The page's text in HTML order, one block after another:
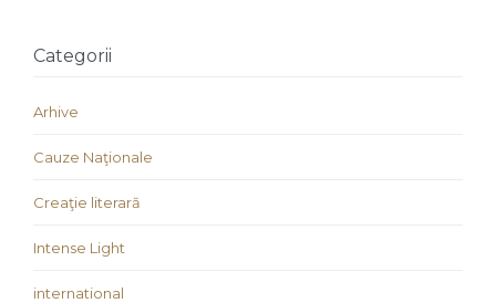
Categorii
Arhive
Cauze Naţionale
Creaţie literară
Intense Light
international